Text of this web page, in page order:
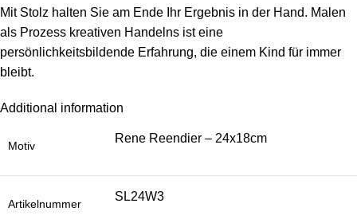
Mit Stolz halten Sie am Ende Ihr Ergebnis in der Hand. Malen
als Prozess kreativen Handelns ist eine
persönlichkeitsbildende Erfahrung, die einem Kind für immer
bleibt.
Additional information
Motiv
Rene Reendier – 24x18cm
Artikelnummer
SL24W3